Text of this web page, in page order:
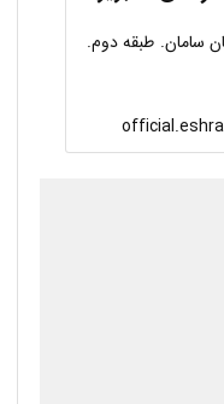
سامان. طبقه دوم.